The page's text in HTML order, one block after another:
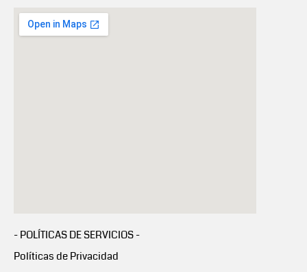
- POLÍTICAS DE SERVICIOS -
Políticas de Privacidad